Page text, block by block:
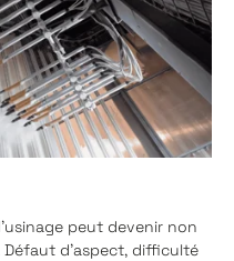
peut devenir non
Défaut d'aspect, difficulté